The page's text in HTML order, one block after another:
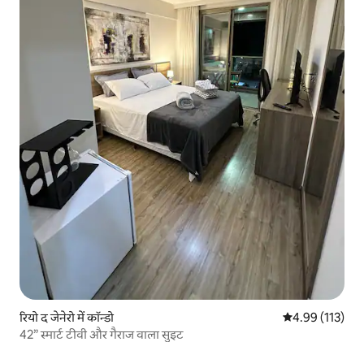
रियो द जेनेरो में कॉन्डो औसत रेटिंग 5 में से
4.99 (113)
42” स्मार्ट टीवी और गैराज वाला सुइट